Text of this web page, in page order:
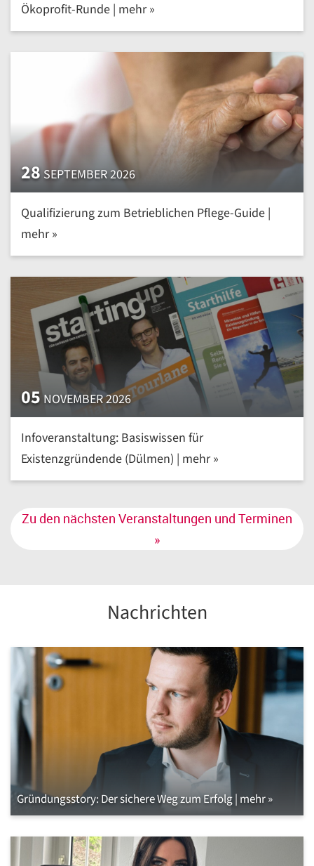
Ökoprofit-Runde | mehr »
28SEPTEMBER 2026
Qualifizierung zum Betrieblichen Pflege-Guide |
mehr »
05 NOVEMBER 2026
Infoveranstaltung: Basiswissen für
Existenzgründende (Dülmen) | mehr »
Zu den nächsten Veranstaltungen und Terminen
»
Nachrichten
Gründungsstory: Der sichere Weg zum Erfolg | mehr »